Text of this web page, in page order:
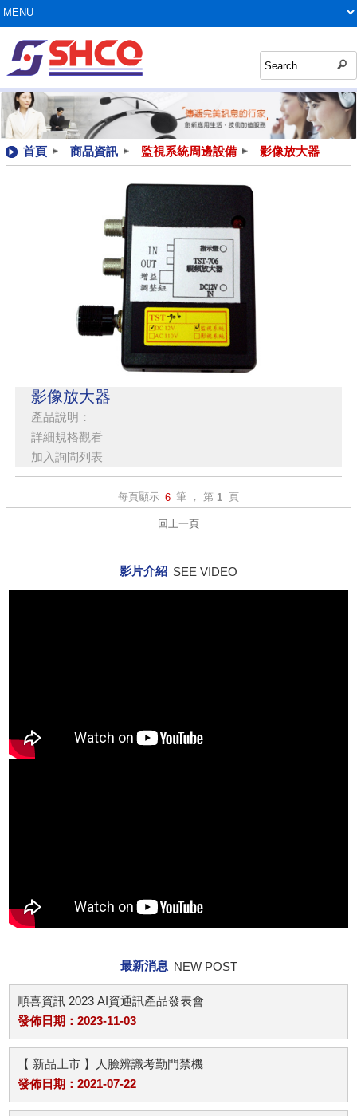
首頁 商品資訊 監視系統周邊設備 影像放大器
影像放大器
產品說明：
詳細規格觀看
加入詢問列表
每頁顯示 6 筆 ， 第 1 頁
回上一頁
影片介紹 SEE VIDEO
最新消息 NEW POST
順喜資訊 2023 AI資通訊產品發表會
發佈日期：2023-11-03
【 新品上市 】人臉辨識考勤門禁機
發佈日期：2021-07-22